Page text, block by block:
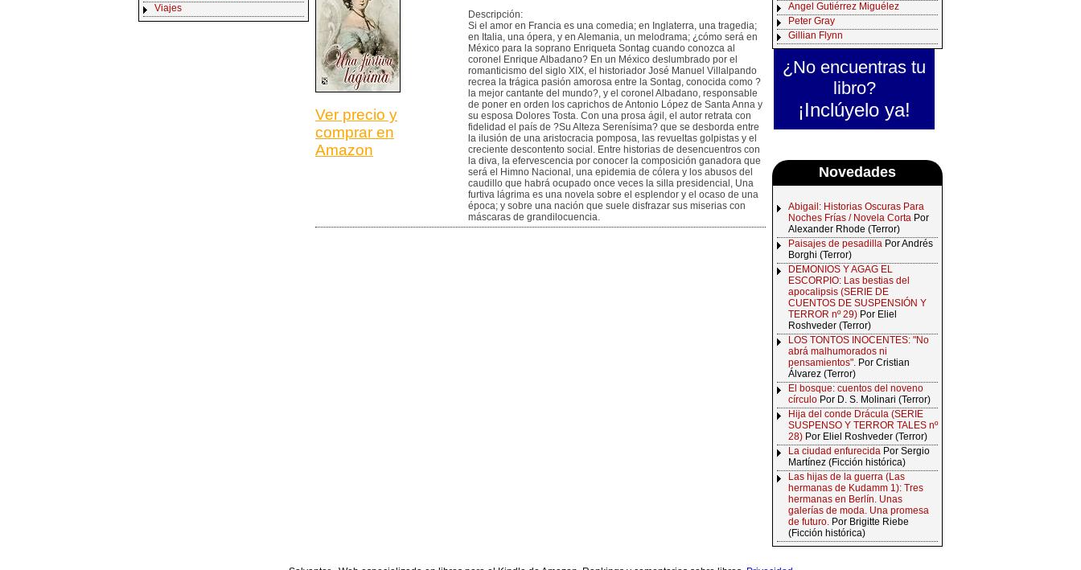
Viajes
Ver precio y
comprar en
Amazon
Descripción:
Si el amor en Francia es una comedia; en Inglaterra, una tragedia;
en Italia, una ópera, y en Alemania, un melodrama; ¿cómo será en
México para la soprano Enriqueta Sontag cuando conozca al
coronel Enrique Albadano? En un México deslumbrado por el
romanticismo del siglo XIX, el historiador José Manuel Villalpando
recrea la trágica pasión amorosa entre la Sontag, conocida como ?
la mejor cantante del mundo?, y el coronel Albadano, responsable
de poner en orden los caprichos de Antonio López de Santa Anna y
su esposa Dolores Tosta. Con una prosa ágil, el autor retrata con
fidelidad el país de ?Su Alteza Serenísima? que se desborda entre
la ilusión de una aristocracia pomposa, las revueltas golpistas y el
creciente descontento social. Entre historias de desencuentros con
la diva, la efervescencia por conocer la composición ganadora que
será el Himno Nacional, una epidemia de cólera y los abusos del
caudillo que habrá ocupado once veces la silla presidencial, Una
furtiva lágrima es una novela sobre el esplendor y el ocaso de una
época; y sobre una nación que suele disfrazar sus miserias con
máscaras de grandilocuencia.
Angel Gutiérrez Miguélez
Peter Gray
Gillian Flynn
¿No encuentras tu
libro?
¡Inclúyelo ya!
Novedades
Abigail: Historias Oscuras Para
Noches Frías / Novela Corta Por
Alexander Rhode (Terror)
Paisajes de pesadilla Por Andrés
Borghi (Terror)
DEMONIOS Y AGAG EL
ESCORPIO: Las bestias del
apocalipsis (SERIE DE
CUENTOS DE SUSPENSIÓN Y
TERROR nº 29) Por Eliel
Roshveder (Terror)
LOS TONTOS INOCENTES: "No
abrá malhumorados ni
pensamientos". Por Cristian
Álvarez (Terror)
El bosque: cuentos del noveno
círculo Por D. S. Molinari (Terror)
Hija del conde Drácula (SERIE
SUSPENSO Y TERROR TALES nº
28) Por Eliel Roshveder (Terror)
La ciudad enfurecida Por Sergio
Martínez (Ficción histórica)
Las hijas de la guerra (Las
hermanas de Kudamm 1): Tres
hermanas en Berlín. Unas
galerías de moda. Una promesa
de futuro. Por Brigitte Riebe
(Ficción histórica)